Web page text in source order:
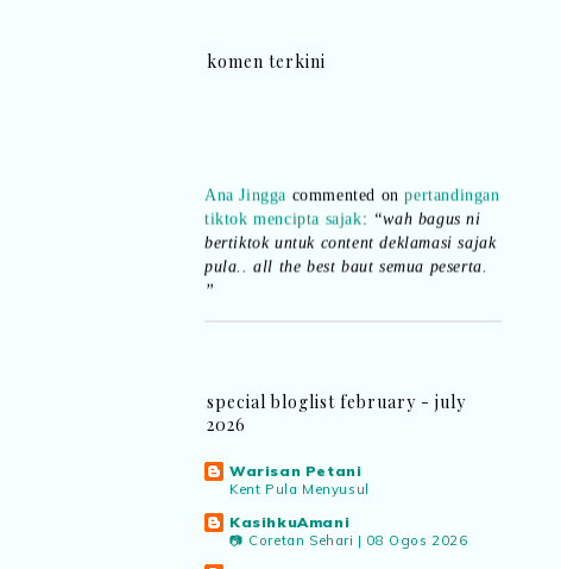
komen terkini
tiktok mencipta sajak:“wah bagus ni
bertiktok untuk content deklamasi sajak
pula.. all the best baut semua peserta.
”
aktiviti interaktif program. Inovasi AI
dan teknologi digital terbaik!”
Syaz Rahim commented on
“Menarik sungguh Pertandingan TikTok
Mencipta Sajak Kemerdekaan 2026 dari
special bloglist february - july
2026
Warisan Petani
Kent Pula Menyusul
KasihkuAmani
📷 Coretan Sehari | 08 Ogos 2026